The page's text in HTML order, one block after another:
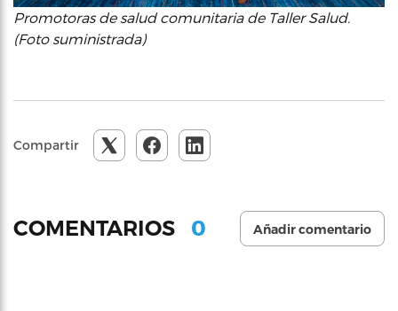
Promotoras de salud comunitaria de Taller Salud.
(Foto suministrada)
Compartir
COMENTARIOS 0 Añadir comentario